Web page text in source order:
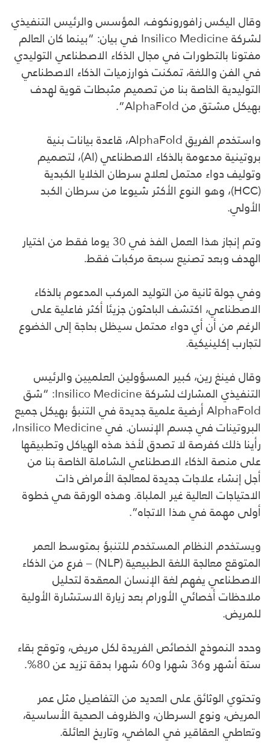
وقال اليكس زافورونكوف، المؤسس والرئيس التنفيذي
لشركة Insilico Medicine في بيان: “بينما كان العالم
مفتونا بالتطورات في مجال الذكاء الاصطناعي التوليدي
في الفن واللغة، تمكنت خوارزميات الذكاء الاصطناعي
التوليدية الخاصة بنا من تصميم مثبطات قوية لهدف
بهيكل مشتق من AlphaFold”.
واستخدم الفريق AlphaFold، قاعدة بيانات بنية
بروتينية مدعومة بالذكاء الاصطناعي (AI)، لتصميم
وتوليف دواء محتمل لعلاج سرطان الخلايا الكبدية
(HCC)، وهو النوع الأكثر شيوعا من سرطان الكبد
الأولي.
وتم إنجاز هذا العمل الفذ في 30 يوما فقط من اختيار
الهدف وبعد تصنيع سبعة مركبات فقط.
وفي جولة ثانية من التوليد المركب المدعوم بالذكاء
الاصطناعي، اكتشف الباحثون جزيئا أكثر فاعلية على
الرغم من أن أي دواء محتمل سيظل بحاجة إلى الخضوع
لتجارب إكلينيكية.
وقال فينغ رين، كبير المسؤولين العلميين والرئيس
التنفيذي المشارك لشركة Insilico Medicine: “شق
AlphaFold أرضية علمية جديدة في التنبؤ بهيكل جميع
البروتينات في جسم الإنسان. في Insilico Medicine،
رأينا ذلك كفرصة لا تصدق لأخذ هذه الهياكل وتطبيقها
على منصة الذكاء الاصطناعي الشاملة الخاصة بنا من
أجل إنشاء علاجات جديدة لمعالجة الأمراض ذات
الاحتياجات العالية غير الملباة. وهذه الورقة هي خطوة
أولى مهمة في هذا الاتجاه”.
ويستخدم النظام المستخدم للتنبؤ بمتوسط العمر
المتوقع معالجة اللغة الطبيعية (NLP) – فرع من الذكاء
الاصطناعي يفهم لغة الإنسان المعقدة لتحليل
ملاحظات أخصائي الأورام بعد زيارة الاستشارة الأولية
للمريض.
وحدد النموذج الخصائص الفريدة لكل مريض، وتوقع بقاء
ستة أشهر و36 شهرا و60 شهرا بدقة تزيد عن 80%.
وتحتوي الوثائق على العديد من التفاصيل مثل عمر
المريض، ونوع السرطان، والظروف الصحية الأساسية،
وتعاطي العقاقير في الماضي، وتاريخ العائلة.